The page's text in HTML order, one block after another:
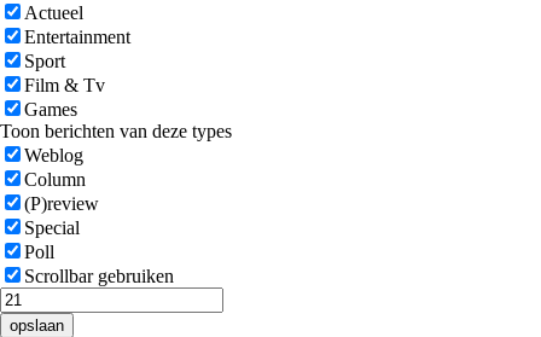
Actueel
Entertainment
Sport
Film & Tv
Games
Toon berichten van deze types
Weblog
Column
(P)review
Special
Poll
Scrollbar gebruiken
opslaan